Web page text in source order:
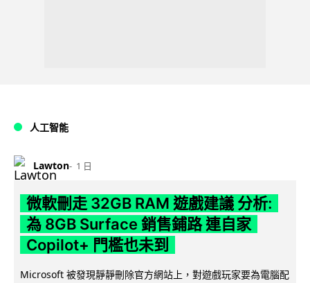
人工智能
Lawton 1 日
微軟刪走 32GB RAM 遊戲建議 分析:
為 8GB Surface 銷售鋪路 連自家
Copilot+ 門檻也未到
Microsoft 被發現靜靜刪除官方網站上，對遊戲玩家要為電腦配